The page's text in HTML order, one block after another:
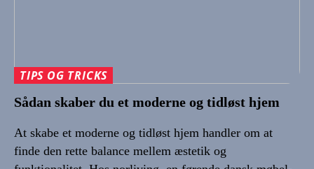
TIPS OG TRICKS
Sådan skaber du et moderne og tidløst hjem
At skabe et moderne og tidløst hjem handler om at
finde den rette balance mellem æstetik og